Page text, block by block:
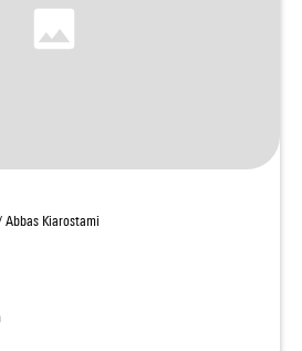
Abbas Kiarostami